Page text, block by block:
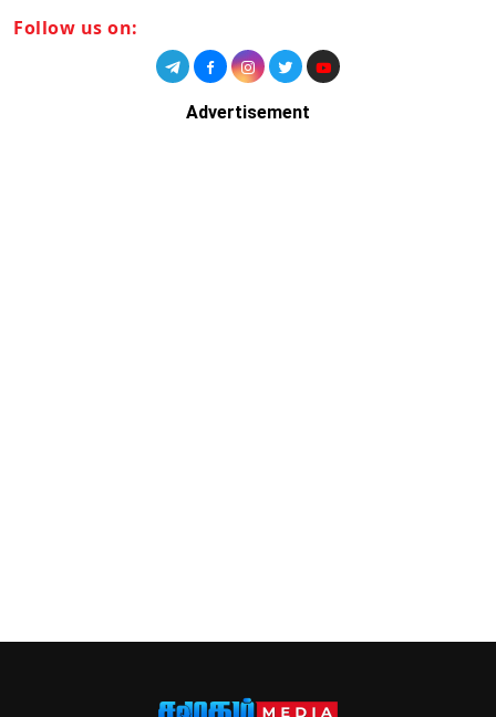
Follow us on:
Advertisement